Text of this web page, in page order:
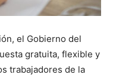
el Gobierno del
gratuita, flexible y
trabajadores de la